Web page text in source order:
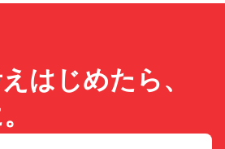
はじめたら、